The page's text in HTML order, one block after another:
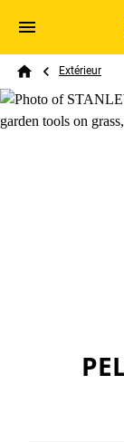
Search
Breadcrumb
Extérieur